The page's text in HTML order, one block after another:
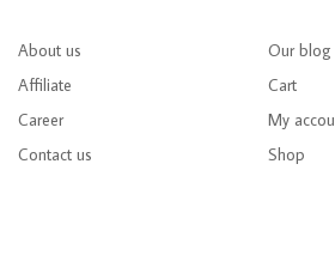
About us
Affiliate
Career
Contact us
Our blog
Cart
My
Shop